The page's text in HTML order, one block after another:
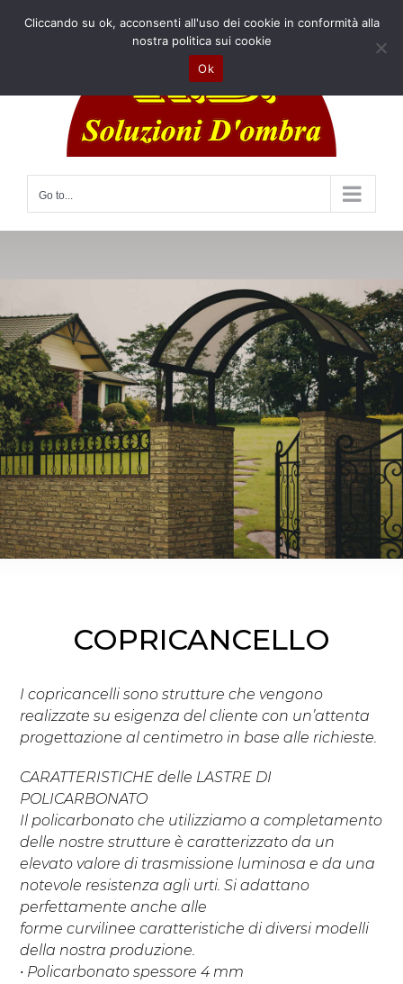
Go to...
Copricancello
COPRICANCELLO
I copricancelli sono strutture che vengono
realizzate su esigenza del cliente con un’attenta
progettazione al centimetro in base alle richieste.
CARATTERISTICHE delle LASTRE DI
POLICARBONATO
Il policarbonato che utilizziamo a completamento
delle nostre strutture è caratterizzato da un
elevato valore di trasmissione luminosa e da una
notevole resistenza agli urti. Si adattano
perfettamente anche alle
forme curvilinee caratteristiche di diversi modelli
della nostra produzione.
• Policarbonato spessore 4 mm
Cliccando su ok, acconsenti all'uso dei cookie in conformità alla
nostra politica sui cookie
Ok